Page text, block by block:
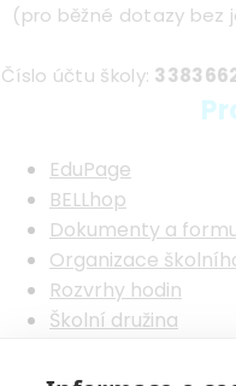
(pro běžné dotazy bez
Číslo účtu školy:
EduPage
BELLhop
Dokumenty a
Organizace
Rozvrhy hodin
Školní družina
Fotogalerie